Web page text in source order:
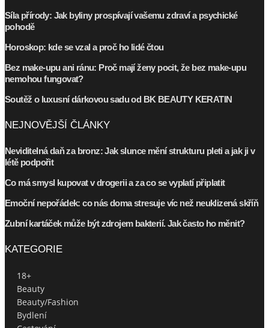
Síla přírody: Jak byliny prospívají vašemu zdraví a psychické
pohodě
Horoskop: kde se vzal a proč ho lidé čtou
Bez make-upu ani ránu: Proč mají ženy pocit, že bez make-upu
nemohou fungovat?
Soutěž o luxusní dárkovou sadu od BK BEAUTY KERATIN
NEJNOVĚJŠÍ ČLÁNKY
Neviditelná daň za bronz: Jak slunce mění strukturu pleti a jak ji v
létě podpořit
Co má smysl kupovat v drogerii a za co se vyplatí připlatit
Emoční nepořádek: co nás doma stresuje víc než neuklizená skříň
Zubní kartáček může být zdrojem bakterií. Jak často ho měnit?
KATEGORIE
18+
Beauty
Beauty/Fashion
Bydlení